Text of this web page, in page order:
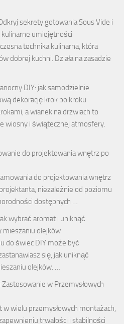
sekrety gotowania Sous Vide i
umiejętności
technika kulinarna, która
dobrej kuchni. Działa na zasadzie
DIY: jak samodzielnie
dekorację krok po kroku
a wianek na drzwiach to
wiosny i świątecznej atmosfery.
do projektowania wnętrz po
do projektowania wnętrz
niezależnie od poziomu
dostępnych …
wybrać aromat i uniknąć
mieszaniu olejków
do świec DIY może być
się, jak uniknąć
olejków. …
Zastosowanie w Przemysłowych
w wielu przemysłowych montażach,
trwałości i stabilności